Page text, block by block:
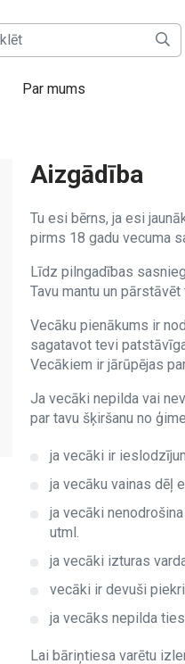
Par mums
Aizgādība
Tu esi bērns, ja esi
pirms 18 gadu vecuma
Līdz pilngadības
Tavu mantu un pārstāvēt
Vecāku pienākums ir
sagatavot tevi
Vecākiem ir jārūpējas
Ja vecāki nepilda vai
par tavu šķiršanu no
ja vecāki ir
ja vecāku vainas dēļ
ja vecāki
utml.
ja vecāki izturas
vecāki ir devuši
ja vecāks nepilda
Lai bāriņtiesa varētu